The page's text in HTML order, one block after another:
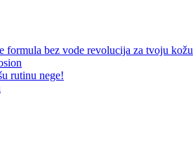
formula bez vode revolucija za tvoju kožu
rutinu nege!